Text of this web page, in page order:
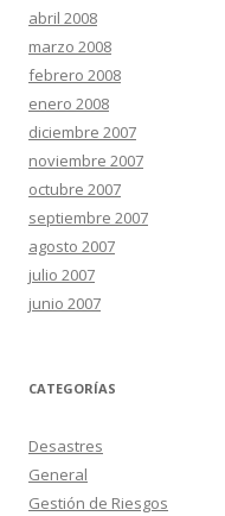
abril 2008
marzo 2008
febrero 2008
enero 2008
diciembre 2007
noviembre 2007
octubre 2007
septiembre 2007
agosto 2007
julio 2007
junio 2007
CATEGORÍAS
Desastres
General
Gestión de Riesgos